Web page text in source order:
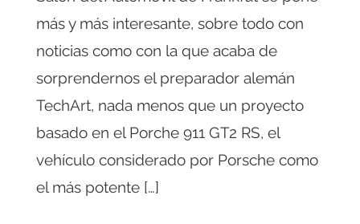
más y más interesante, sobre todo con
noticias como con la que acaba de
sorprendernos el preparador alemán
TechArt, nada menos que un proyecto
basado en el Porche 911 GT2 RS, el
vehículo considerado por Porsche como
el más potente […]